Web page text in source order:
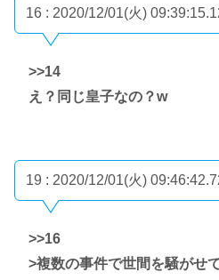
16 : 2020/12/01(火)
>>14
え？同じ皇子なの？w
19 : 2020/12/01(火)
>>16
>複数の事件で世間を騒がせ